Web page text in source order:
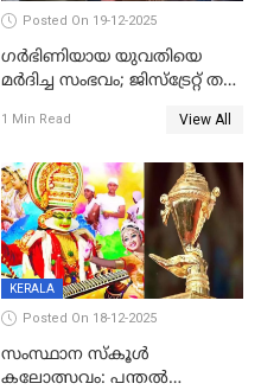
Posted On 19-12-2025
ഗര്‍ഭിണിയായ യുവതിയെ
മര്‍ദിച്ച സംഭവം; ജിസ്‌ട്രേറ്റ് തല
യുവതി
1 Min Read View All
KERALA
Posted On 18-12-2025
സംസ്ഥാന സ്കൂൾ
കലോത്സവം: പന്തൽ